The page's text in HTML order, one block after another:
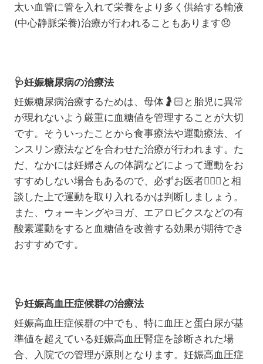
太い血管に管を入れて栄養をより多く供給する輸液
(中心静脈栄養)治療が行われることもあります😞
🩺妊娠糖尿病の治療法
妊娠糖尿病治療するためは、母体 🤰🏻 と胎児に異常
が現れないよう厳重に血糖値を管理することが大切
です。そういったことから食事療法や運動療法、イ
ンスリン療法などを合わせた治療が行われます。た
だ、なかには妊婦さんの体調などによって運動をお
すすめしない場合もあるので、必ずお医者🧑🏻‍⚕️ と相
談した上で運動を取り入れるかは判断しましょう。
また、ウォーキングやヨガ、エアロビクスなどの有
酸素運動をすると血糖値を改善する効果が期待でき
おすすめです。
🩺妊娠高血圧症候群の治療法
妊娠高血圧症候群の中でも、特に血圧と蛋白尿が基
準値を超えている妊娠高血圧腎症を診断された場
合、入院での管理が原則となります。妊娠高血圧症